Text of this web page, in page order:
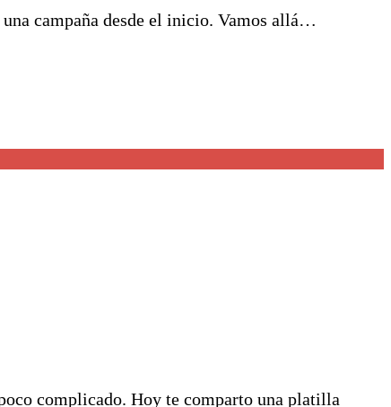
campaña desde el inicio. Vamos allá…
complicado. Hoy te comparto una platilla